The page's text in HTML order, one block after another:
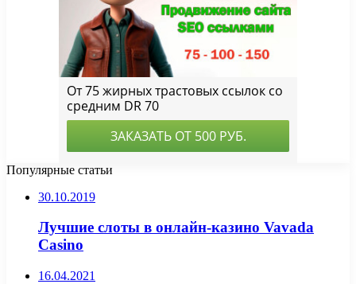
Популярные статьи
30.10.2019
Лучшие слоты в онлайн-казино Vavada
Casino
16.04.2021